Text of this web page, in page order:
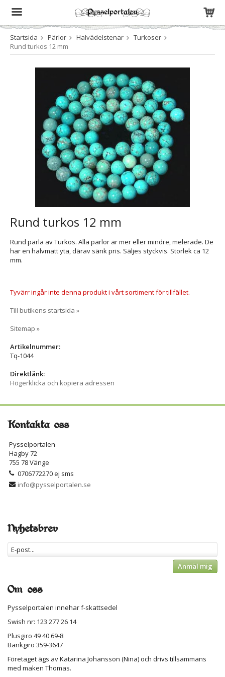
Produkten har blivit tillagd i varukorgen
Startsida Pärlor Halvädelstenar
Turkoser
Rund turkos 12 mm
Rund turkos 12 mm
Rund pärla av Turkos. Alla pärlor är mer eller mindre, melerade. De
har en halvmatt yta, därav sänk pris. Säljes styckvis. Storlek ca 12
mm.
Tyvärr ingår inte denna produkt i vårt sortiment för tillfället.
Till butikens startsida »
Sitemap »
Artikelnummer:
Tq-1044
Direktlänk:
Högerklicka och kopiera adressen
Kontakta oss
Pysselportalen
Hagby 72
755 78 Vänge
0706772270 ej sms
info@pysselportalen.se
Nyhetsbrev
Anmäl mig
Om oss
Pysselportalen innehar f-skattsedel
Swish nr: 123 277 26 14
Plusgiro 49 40 69-8
Bankgiro 359-3647
Företaget ägs av Katarina Johansson (Nina) och drivs tillsammans
med maken Thomas.